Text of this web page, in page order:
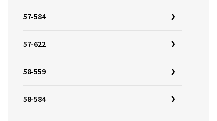
57-584
57-622
58-559
58-584